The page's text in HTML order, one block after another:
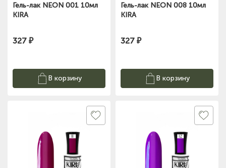
Гель-лак NEON 001 10мл
KIRA
327 ₽
В корзину
Гель-лак NEON 008 10мл
KIRA
327 ₽
В корзину